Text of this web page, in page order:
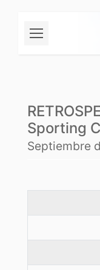
Sporting
Septiembre